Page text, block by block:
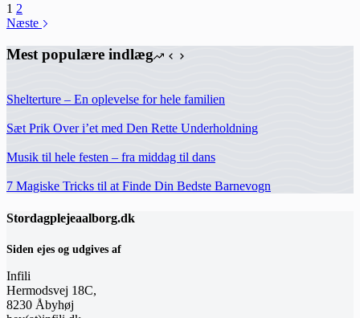
1 2
Næste
Mest populære indlæg
Shelterture – En oplevelse for hele familien
Sæt Prik Over i’et med Den Rette Underholdning
Musik til hele festen – fra middag til dans
7 Magiske Tricks til at Finde Din Bedste Barnevogn
Stordagplejeaalborg.dk
Siden ejes og udgives af
Infili
Hermodsvej 18C,
8230 Åbyhøj